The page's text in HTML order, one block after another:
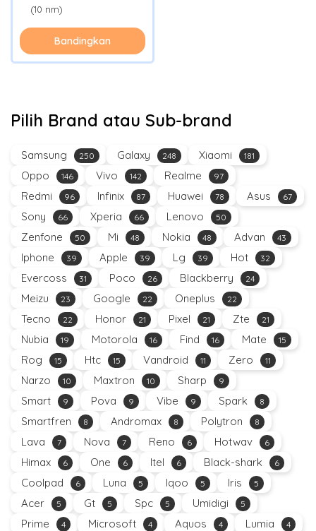
(10 nm)
Bandingkan
Pilih Brand atau Sub-brand
Samsung 250 Galaxy 248 Xiaomi 181
Oppo 146 Vivo 142 Realme 97
Redmi 96 Infinix 87 Huawei 78 Asus 67
Sony 66 Xperia 66 Lenovo 50
Zenfone 50 Mi 48 Nokia 48 Advan 43
Iphone 39 Apple 39 Lg 39 Hot 32
Evercoss 31 Poco 26 Blackberry 24
Meizu 23 Google 22 Oneplus 22
Tecno 22 Honor 21 Pixel 21 Zte 21
Nubia 19 Motorola 16 Find 16 Mate 15
Rog 15 Htc 15 Vandroid 11 Zero 11
Narzo 10 Maxtron 10 Sharp 9
Smart 9 Pova 9 Vibe 9 Spark 8
Smartfren 8 Andromax 8 Polytron 8
Lava 7 Nova 7 Reno 6 Hotwav 6
Himax 6 One 6 Itel 6 Black-shark 6
Coolpad 6 Luna 5 Iqoo 5 Iris 5
Acer 5 Gt 5 Spc 5 Umidigi 5
Prime 4 Microsoft 4 Aquos 4 Lumia 4